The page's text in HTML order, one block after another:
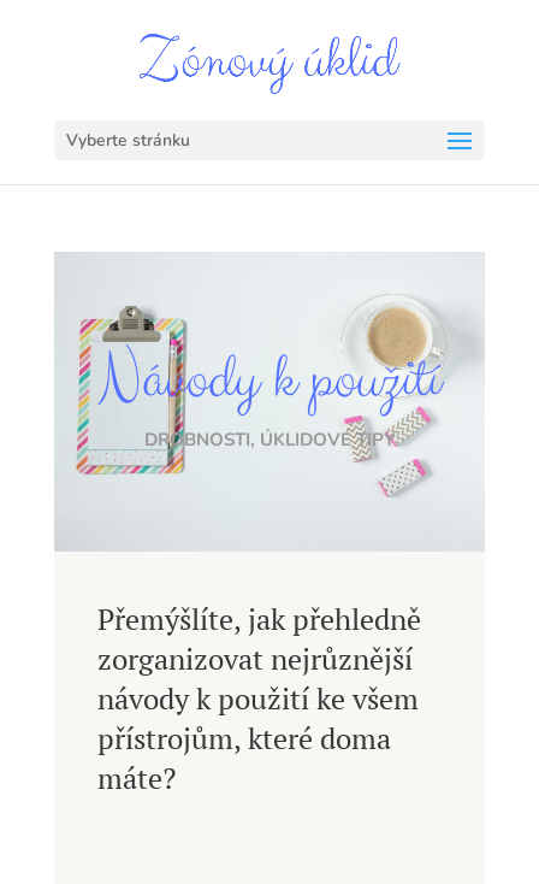
Vyberte stránku
Návody k použití
DROBNOSTI, ÚKLIDOVÉ TIPY
Přemýšlíte, jak přehledně
zorganizovat nejrůznější
návody k použití ke všem
přístrojům, které doma
máte?